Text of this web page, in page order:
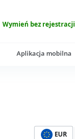
Wymień bez rejestracji
Aplikacja mobilna
EUR